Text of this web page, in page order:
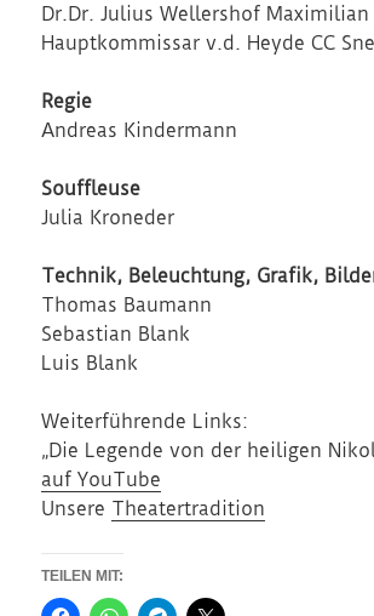
Dr.Dr. Julius Wellershof Maximilian
Hauptkommissar v.d. Heyde CC
Regie
Andreas Kindermann
Souffleuse
Julia Kroneder
Technik, Beleuchtung, Grafik,
Thomas Baumann
Sebastian Blank
Luis Blank
Weiterführende Links:
„Die Legende von der heiligen
auf YouTube
Unsere Theatertradition
TEILEN MIT: